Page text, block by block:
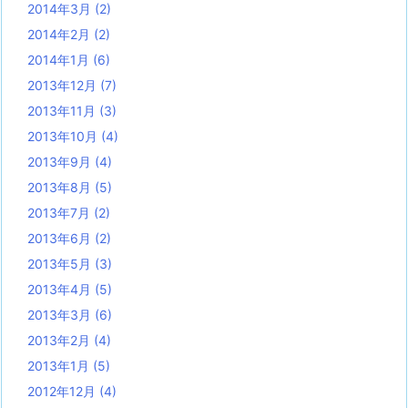
2014年3月 (2)
2014年2月 (2)
2014年1月 (6)
2013年12月 (7)
2013年11月 (3)
2013年10月 (4)
2013年9月 (4)
2013年8月 (5)
2013年7月 (2)
2013年6月 (2)
2013年5月 (3)
2013年4月 (5)
2013年3月 (6)
2013年2月 (4)
2013年1月 (5)
2012年12月 (4)